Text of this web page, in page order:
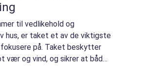
til vedlikehold og
hus, er taket et av de viktigste
fokusere på. Taket beskytter
vær og vind, og sikrer at både